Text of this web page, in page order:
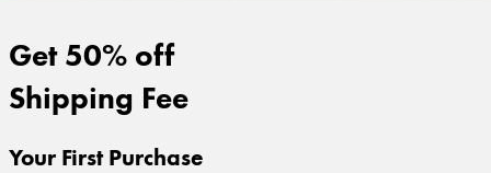
Get 50% off
Shipping Fee
Your First Purchase